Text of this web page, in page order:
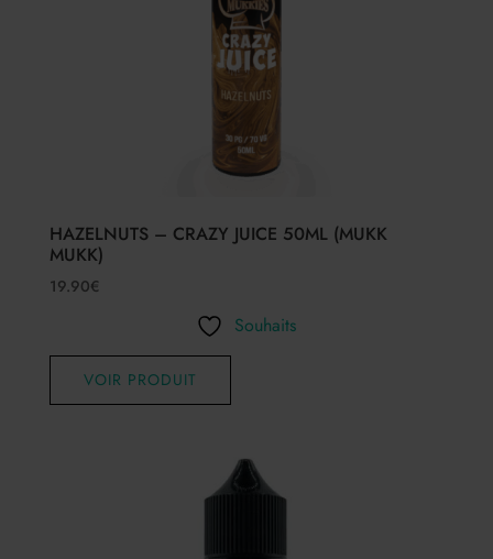
HAZELNUTS – CRAZY JUICE 50ML (MUKK
MUKK)
19.90€
Souhaits
VOIR PRODUIT